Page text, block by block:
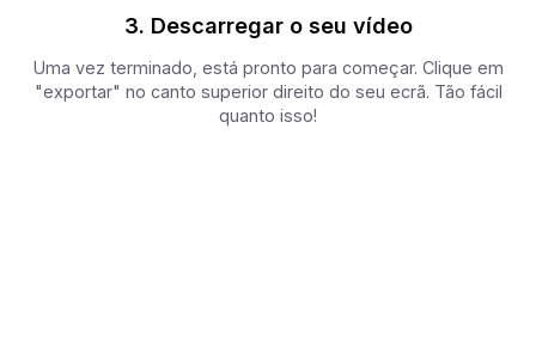
3. Descarregar o seu vídeo
Uma vez terminado, está pronto para começar. Clique em
"exportar" no canto superior direito do seu ecrã. Tão fácil
quanto isso!